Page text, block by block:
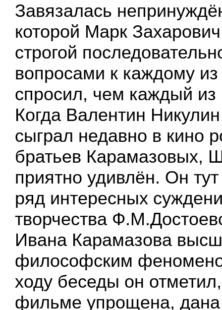
Завязалась
которой Марк
строгой
вопросами к каждому
спросил, чем каждый из
Когда Валентин
сыграл недавно в кино
братьев Карамазовых,
приятно удивлён. Он
ряд интересных
творчества
Ивана Карамазова
философским
ходу беседы он
фильме упрощена,